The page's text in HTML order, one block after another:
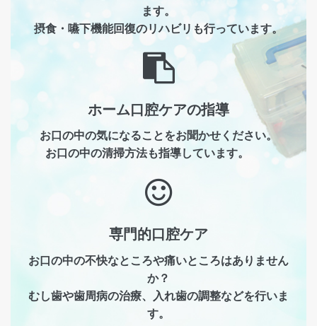
ます。
摂食・嚥下機能回復のリハビリも行っています。
ホーム口腔ケアの指導
お口の中の気になることをお聞かせください。
お口の中の清掃方法も指導しています。
専門的口腔ケア
お口の中の不快なところや痛いところはありません
か？
むし歯や歯周病の治療、入れ歯の調整などを行いま
す。